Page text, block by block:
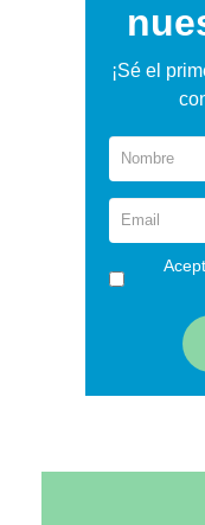
¡Sé el